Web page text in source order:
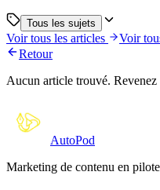
Tous les sujets
Voir tous les articles
Voir
Retour
Aucun article trouvé. Revenez
AutoPod
Marketing de contenu en